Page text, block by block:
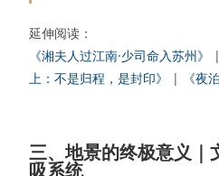
延伸阅读：
《湘夫人过江南·少司命入苏州》
|
上：不是归程，是封印》
| 《夜
三、地景的终极意义｜
吸系统